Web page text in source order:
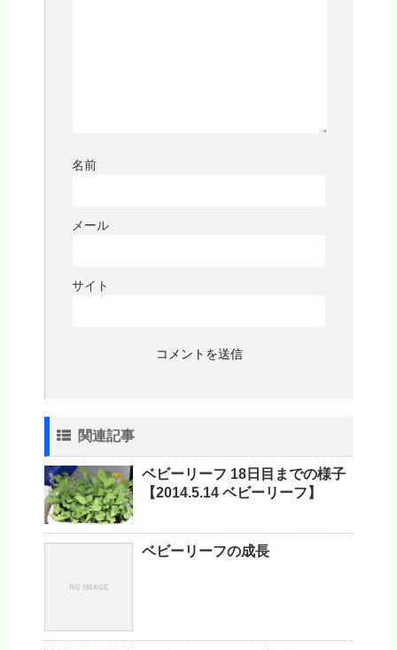
名前
メール
サイト
関連記事
ベビーリーフ 18日目までの様子
【2014.5.14 ベビーリーフ】
ベビーリーフの成長